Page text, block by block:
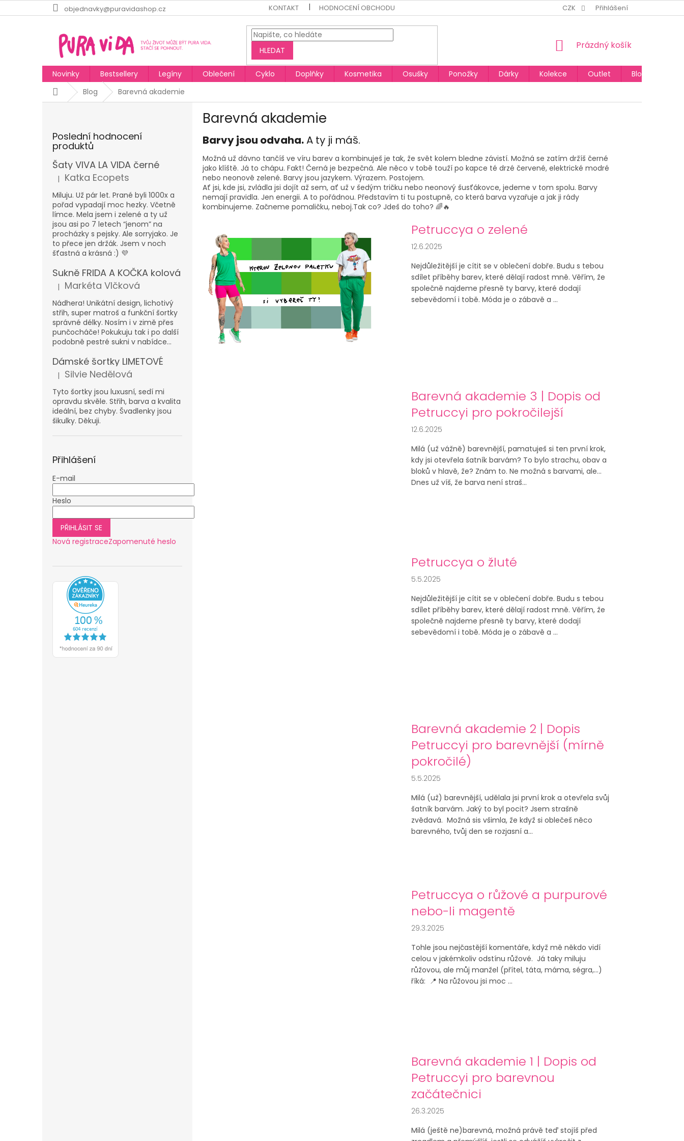
na
objednavky@puravidashop.cz KONTAKT HODNOCENÍ OBCHODU CZK Přihlášení
HLEDAT
NÁKUPNÍ
Prázdný košík
Novinky Bestsellery Legíny Oblečení Cyklo Doplňky Kosmetika Osušky Ponožky Dárky Kolekce Outlet
Blog
DomůBlog Barevná akademie
Poslední hodnocení
produktů
Šaty VIVA LA VIDA černé
Hodnocení produktu je 5 z 5 hvězdiček.
| Katka Ecopets
Miluju. Už pár let. Prané byli 1000x a
pořad vypadají moc hezky. Včetně
límce. Mela jsem i zelené a ty už
jsou asi po 7 letech “jenom” na
procházky s pejsky. Ale sorryjako. Je
to přece jen držák. Jsem v noch
šťastná a krásná :) 💜
Sukně FRIDA A KOČKA kolová
Hodnocení produktu je 5 z 5 hvězdiček.
| Markéta Vlčková
Nádhera! Unikátní design, lichotivý
střih, super matroš a funkční šortky
správné délky. Nosím i v zimě přes
punčocháče! Pokukuju tak i po další
podobně pestré sukni v nabídce...
Dámské šortky LIMETOVÉ
Hodnocení produktu je 5 z 5 hvězdiček.
| Silvie Nedělová
Tyto šortky jsou luxusní, sedí mi
opravdu skvěle. Střih, barva a kvalita
ideální, bez chyby. Švadlenky jsou
šikulky. Děkuji.
Přihlášení
E-mail
Heslo
PŘIHLÁSIT SE
Nová registraceZapomenuté heslo
Barevná akademie
Barvy jsou odvaha.A ty ji máš.
Možná už dávno tančíš ve víru barev a kombinuješ je tak, že svět kolem bledne závistí. Možná se zatím držíš černé
jako klíště. Já to chápu. Fakt! Černá je bezpečná. Ale něco v tobě touží po kapce té drzé červené, elektrické modré
nebo neonově zelené. Barvy jsou jazykem. Výrazem. Postojem.
Ať jsi, kde jsi, zvládla jsi dojít až sem, ať už v šedým tričku nebo neonový šusťákovce, jedeme v tom spolu. Barvy
nemají pravidla. Jen energii. A to pořádnou. Představím ti tu postupně, co která barva vyzařuje a jak ji rády
kombinujeme. Začneme pomaličku, neboj.Tak co? Jdeš do toho? 🌈🔥
Petruccya o zelené
12.6.2025
Nejdůležitější je cítit se v oblečení dobře. Budu s tebou
sdílet příběhy barev, které dělají radost mně. Věřím, že
společně najdeme přesně ty barvy, které dodají
sebevědomí i tobě. Móda je o zábavě a ...
Barevná akademie 3 | Dopis od
Petruccyi pro pokročilejší
12.6.2025
Milá (už vážně) barevnější, pamatuješ si ten první krok,
kdy jsi otevřela šatník barvám? To bylo strachu, obav a
bloků v hlavě, že? Znám to. Ne možná s barvami, ale…
Dnes už víš, že barva není straš...
Petruccya o žluté
5.5.2025
Nejdůležitější je cítit se v oblečení dobře. Budu s tebou
sdílet příběhy barev, které dělají radost mně. Věřím, že
společně najdeme přesně ty barvy, které dodají
sebevědomí i tobě. Móda je o zábavě a ...
Barevná akademie 2 | Dopis
Petruccyi pro barevnější (mírně
pokročilé)
5.5.2025
Milá (už) barevnější, udělala jsi první krok a otevřela svůj
šatník barvám. Jaký to byl pocit? Jsem strašně
zvědavá. Možná sis všimla, že když si oblečeš něco
barevného, tvůj den se rozjasní a...
Petruccya o růžové a purpurové
nebo-li magentě
29.3.2025
Tohle jsou nejčastější komentáře, když mě někdo vidí
celou v jakémkoliv odstínu růžové. Já taky miluju
růžovou, ale můj manžel (přítel, táta, máma, ségra,...)
říká: 📍 Na růžovou jsi moc ...
Barevná akademie 1 | Dopis od
Petruccyi pro barevnou
začátečnici
26.3.2025
Milá (ještě ne)barevná, možná právě teď stojíš před